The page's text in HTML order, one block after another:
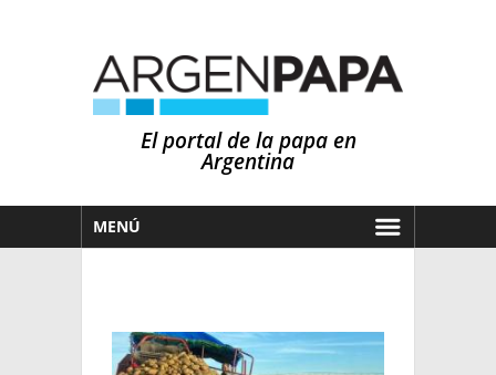
El portal de la papa en
Argentina
MENÚ
NOTICIAS